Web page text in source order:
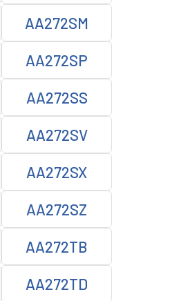
AA272SM
AA272SP
AA272SS
AA272SV
AA272SX
AA272SZ
AA272TB
AA272TD